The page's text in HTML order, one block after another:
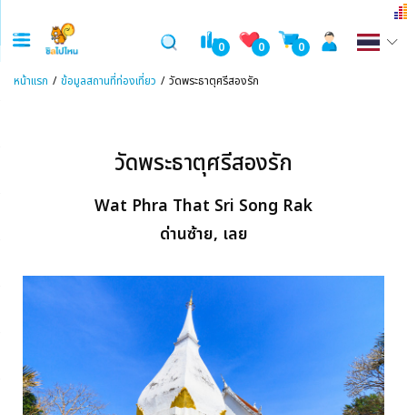
0 0 0
หน้าแรก ข้อมูลสถานที่ท่องเที่ยว วัดพระธาตุศรีสองรัก
วัดพระธาตุศรีสองรัก
Wat Phra That Sri Song Rak
ด่านซ้าย, เลย